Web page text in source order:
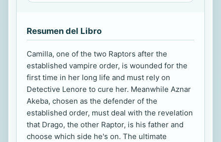
Resumen del Libro
Camilla, one of the two Raptors after the
established vampire order, is wounded for the
first time in her long life and must rely on
Detective Lenore to cure her. Meanwhile Aznar
Akeba, chosen as the defender of the
established order, must deal with the revelation
that Drago, the other Raptor, is his father and
choose which side he's on. The ultimate